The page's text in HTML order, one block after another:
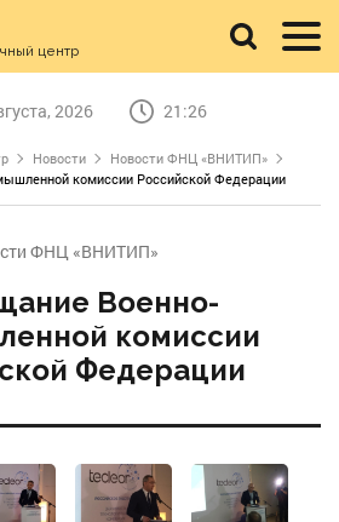
центр
2026 21:26
Новости
Новости ФНЦ «ВНИТИП»
комиссии Российской Федерации
ФНЦ «ВНИТИП»
Военно-
комиссии
Федерации